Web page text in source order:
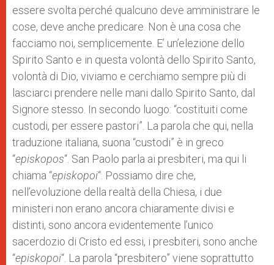
essere svolta perché qualcuno deve amministrare le
cose, deve anche predicare. Non è una cosa che
facciamo noi, semplicemente. E’ un’elezione dello
Spirito Santo e in questa volontà dello Spirito Santo,
volontà di Dio, viviamo e cerchiamo sempre più di
lasciarci prendere nelle mani dallo Spirito Santo, dal
Signore stesso. In secondo luogo: “costituiti come
custodi, per essere pastori”. La parola che qui, nella
traduzione italiana, suona “custodi” è in greco
“episkopos“. San Paolo parla ai presbiteri, ma qui li
chiama “episkopoi“. Possiamo dire che,
nell’evoluzione della realtà della Chiesa, i due
ministeri non erano ancora chiaramente divisi e
distinti, sono ancora evidentemente l’unico
sacerdozio di Cristo ed essi, i presbiteri, sono anche
“episkopoi“. La parola “presbitero” viene soprattutto